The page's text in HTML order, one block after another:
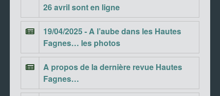
26 avril sont en ligne
19/04/2025 - A l’aube dans les Hautes
Fagnes… les photos
A propos de la dernière revue Hautes
Fagnes…